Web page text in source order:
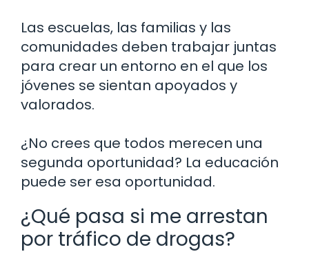
Las escuelas, las familias y las
comunidades deben trabajar juntas
para crear un entorno en el que los
jóvenes se sientan apoyados y
valorados.
¿No crees que todos merecen una
segunda oportunidad? La educación
puede ser esa oportunidad.
¿Qué pasa si me arrestan
por tráfico de drogas?